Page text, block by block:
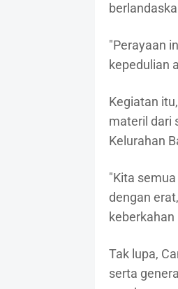
"Perayaan
kepedulian
Kegiatan
materil dari
Kelurahan
"Kita
dengan
Tak lupa,
serta